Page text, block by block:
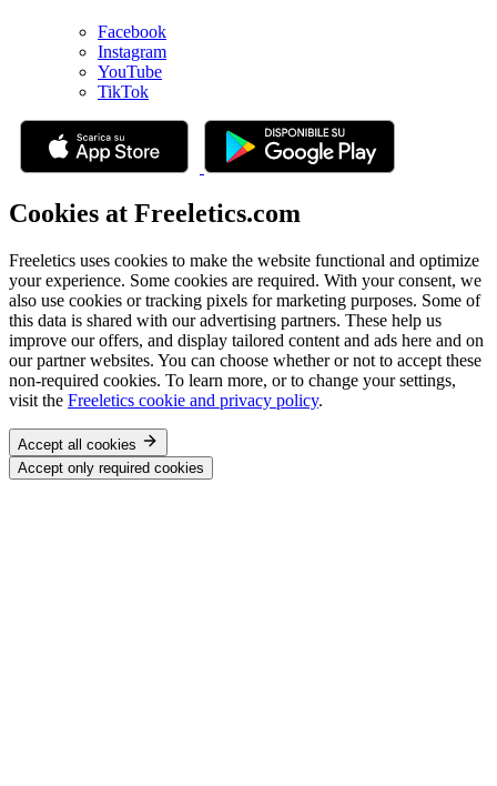
Facebook
Instagram
YouTube
TikTok
Cookies at Freeletics.com
Freeletics uses cookies to make the website functional and optimize
your experience. Some cookies are required. With your consent, we
also use cookies or tracking pixels for marketing purposes. Some of
this data is shared with our advertising partners. These help us
improve our offers, and display tailored content and ads here and on
our partner websites. You can choose whether or not to accept these
non-required cookies. To learn more, or to change your settings,
visit the Freeletics cookie and privacy policy.
Accept all cookies
Accept only required cookies